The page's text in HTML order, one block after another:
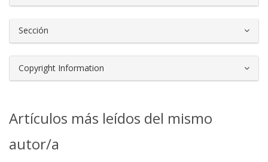
Sección
Copyright Information
Artículos más leídos del mismo
autor/a